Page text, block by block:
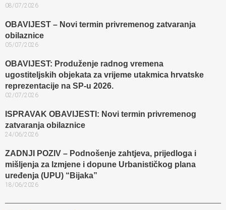
08/07/2026
OBAVIJEST – Novi termin privremenog zatvaranja
obilaznice​
05/07/2026
OBAVIJEST: Produženje radnog vremena
ugostiteljskih objekata za vrijeme utakmica hrvatske
reprezentacije na SP-u 2026.
02/07/2026
ISPRAVAK OBAVIJESTI: Novi termin privremenog
zatvaranja obilaznice​
24/06/2026
ZADNJI POZIV – Podnošenje zahtjeva, prijedloga i
mišljenja za Izmjene i dopune Urbanističkog plana
uređenja (UPU) “Bijaka”
18/06/2026